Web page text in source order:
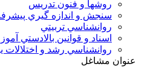
روشها و فنون تدريس
سنجش و اندازه گيري
روانشناسي تربيتي
اسناد و قوانين بالادستي
روانشناسي رشد و اختلالات
عنوان مشاغل